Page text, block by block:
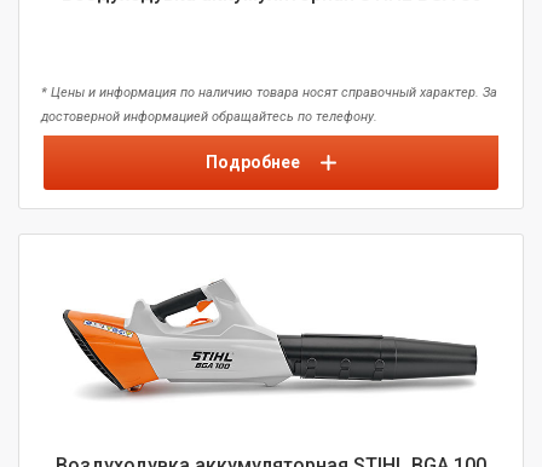
* Цены и информация по наличию товара носят справочный характер. За
достоверной информацией обращайтесь по телефону.
Подробнее